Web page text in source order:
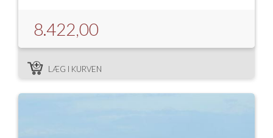
8.422,00
LÆG I KURVEN